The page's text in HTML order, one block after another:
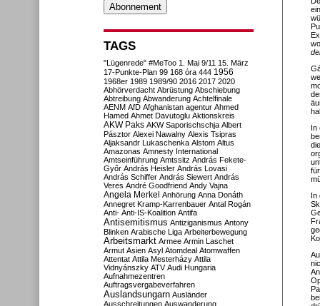
In
In
TAGS
"Lügenrede" #MeToo 1. Mai 9/11 15. März
17-Punkte-Plan 99 168 óra 444 1956
1968er 1989 1989/90 2016 2017 2020
Abhörverdacht Abrüstung Abschiebung
Abtreibung Abwanderung Achtelfinale
AENM AfD Afghanistan agentur Ahmed
Hamed Ahmet Davutoglu Aktionskreis
AKW Paks AKW Saporischschja Albert
Pásztor Alexei Nawalny Alexis Tsipras
Aljaksandr Lukaschenka Alstom Altus
Amazonas Amnesty International
Amtseinführung Amtssitz András Fekete-
Győr András Heisler András Lovasi
András Schiffer András Siewert András
Veres André Goodfriend Andy Vajna
Angela Merkel Anhörung Anna Donáth
Annegret Kramp-Karrenbauer Antal Rogán
Anti- Anti-IS-Koalition Antifa
Antisemitismus Antiziganismus Antony
Blinken Arabische Liga Arbeiterbewegung
Arbeitsmarkt Armee Armin Laschet
Armut Asien Asyl Atomdeal Atomwaffen
Attentat Attila Mesterházy Attila
Vidnyánszky ATV Audi Hungaria
Aufnahmezentren
Auftragsvergabeverfahren
Auslandsungarn Ausländer
Ausschreitungen Auswanderung